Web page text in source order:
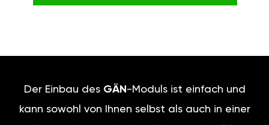
Der Einbau des GÄN -Moduls ist einfach und
kann sowohl von Ihnen selbst als auch in einer